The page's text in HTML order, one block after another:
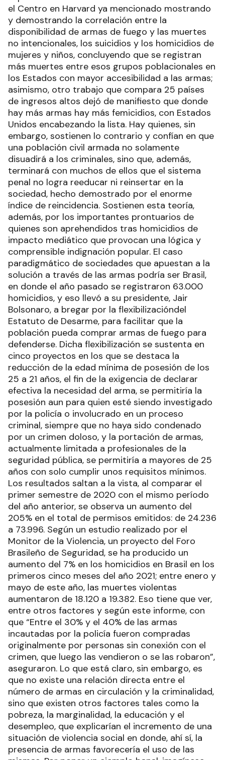
el Centro en Harvard ya mencionado mostrando
y demostrando la correlación entre la
disponibilidad de armas de fuego y las muertes
no intencionales, los suicidios y los homicidios de
mujeres y niños, concluyendo que se registran
más muertes entre esos grupos poblacionales en
los Estados con mayor accesibilidad a las armas;
asimismo, otro trabajo que compara 25 países
de ingresos altos dejó de manifiesto que donde
hay más armas hay más femicidios, con Estados
Unidos encabezando la lista. Hay quienes, sin
embargo, sostienen lo contrario y confían en que
una población civil armada no solamente
disuadirá a los criminales, sino que, además,
terminará con muchos de ellos que el sistema
penal no logra reeducar ni reinsertar en la
sociedad, hecho demostrado por el enorme
índice de reincidencia. Sostienen esta teoría,
además, por los importantes prontuarios de
quienes son aprehendidos tras homicidios de
impacto mediático que provocan una lógica y
comprensible indignación popular. El caso
paradigmático de sociedades que apuestan a la
solución a través de las armas podría ser Brasil,
en donde el año pasado se registraron 63.000
homicidios, y eso llevó a su presidente, Jair
Bolsonaro, a bregar por la flexibilizacióndel
Estatuto de Desarme, para facilitar que la
población pueda comprar armas de fuego para
defenderse. Dicha flexibilización se sustenta en
cinco proyectos en los que se destaca la
reducción de la edad mínima de posesión de los
25 a 21 años, el fin de la exigencia de declarar
efectiva la necesidad del arma, se permitiría la
posesión aun para quien esté siendo investigado
por la policía o involucrado en un proceso
criminal, siempre que no haya sido condenado
por un crimen doloso, y la portación de armas,
actualmente limitada a profesionales de la
seguridad pública, se permitiría a mayores de 25
años con solo cumplir unos requisitos mínimos.
Los resultados saltan a la vista, al comparar el
primer semestre de 2020 con el mismo período
del año anterior, se observa un aumento del
205% en el total de permisos emitidos: de 24.236
a 73.996. Según un estudio realizado por el
Monitor de la Violencia, un proyecto del Foro
Brasileño de Seguridad, se ha producido un
aumento del 7% en los homicidios en Brasil en los
primeros cinco meses del año 2021; entre enero y
mayo de este año, las muertes violentas
aumentaron de 18.120 a 19.382. Eso tiene que ver,
entre otros factores y según este informe, con
que “Entre el 30% y el 40% de las armas
incautadas por la policía fueron compradas
originalmente por personas sin conexión con el
crimen, que luego las vendieron o se las robaron”,
aseguraron. Lo que está claro, sin embargo, es
que no existe una relación directa entre el
número de armas en circulación y la criminalidad,
sino que existen otros factores tales como la
pobreza, la marginalidad, la educación y el
desempleo, que explicarían el incremento de una
situación de violencia social en donde, ahí sí, la
presencia de armas favorecería el uso de las